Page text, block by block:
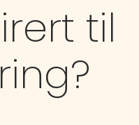
til